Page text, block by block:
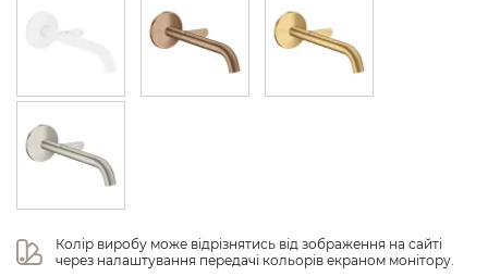
Колір виробу може відрізнятись від зображення на сайті
через налаштування передачі кольорів екраном монітору.